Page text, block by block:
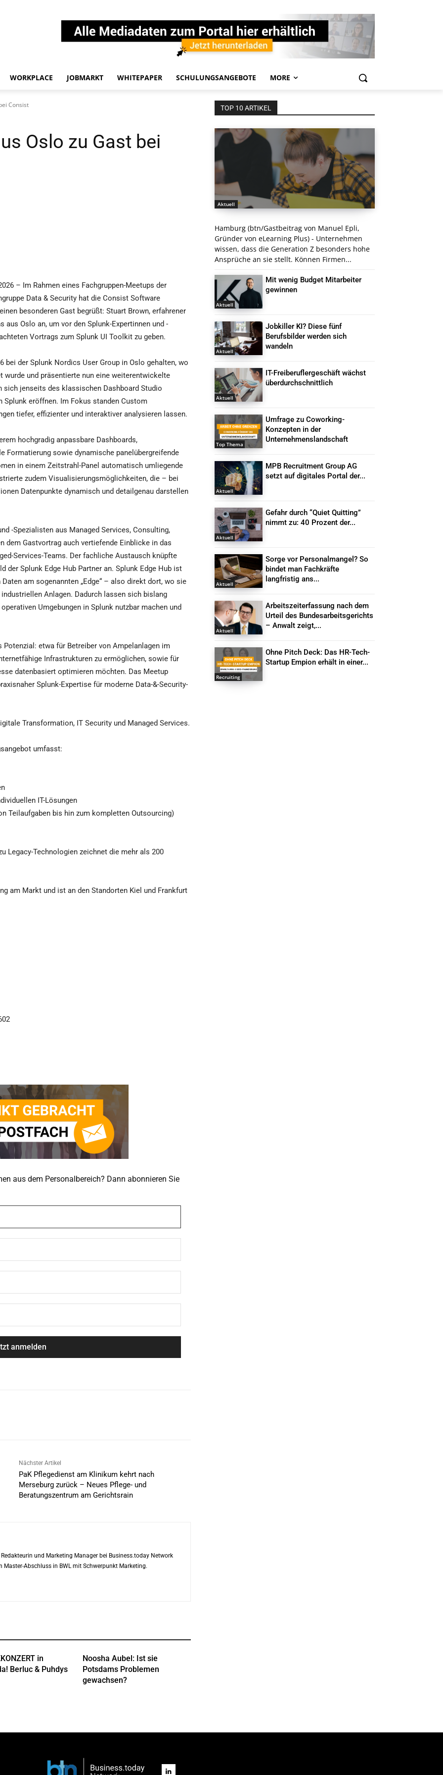
WORKPLACE JOBMARKT WHITEPAPER SCHULUNGSANGEBOTE MORE
Consist
Oslo zu Gast bei
– Im Rahmen eines Fachgruppen-Meetups der
Data & Security hat die Consist Software
besonderen Gast begrüßt: Stuart Brown, erfahrener
Oslo an, um vor den Splunk-Expertinnen und -
Vortrags zum Splunk UI Toolkit zu geben.
bei der Splunk Nordics User Group in Oslo gehalten, wo
wurde und präsentierte nun eine weiterentwickelte
jenseits des klassischen Dashboard Studio
eröffnen. Im Fokus standen Custom
tiefer, effizienter und interaktiver analysieren lassen.
hochgradig anpassbare Dashboards,
Formatierung sowie dynamische panelübergreifende
in einem Zeitstrahl-Panel automatisch umliegende
zudem Visualisierungsmöglichkeiten, die – bei
Datenpunkte dynamisch und detailgenau darstellen
-Spezialisten aus Managed Services, Consulting,
dem Gastvortrag auch vertiefende Einblicke in das
Services-Teams. Der fachliche Austausch knüpfte
der Splunk Edge Hub Partner an. Splunk Edge Hub ist
am sogenannten „Edge“ – also direkt dort, wo sie
Anlagen. Dadurch lassen sich bislang
Umgebungen in Splunk nutzbar machen und
etwa für Betreiber von Ampelanlagen im
Infrastrukturen zu ermöglichen, sowie für
datenbasiert optimieren möchten. Das Meetup
Splunk-Expertise für moderne Data-&-Security-
Transformation, IT Security und Managed Services.
umfasst:
IT-Lösungen
Teilaufgaben bis hin zum kompletten Outsourcing)
Legacy-Technologien zeichnet die mehr als 200
am Markt und ist an den Standorten Kiel und Frankfurt
aus dem Personalbereich? Dann abonnieren Sie
Nächster Artikel
PaK Pflegedienst am Klinikum kehrt nach
Merseburg zurück – Neues Pflege- und
Beratungszentrum am Gerichtsrain
und Marketing Manager bei Business.today Network
Master-Abschluss in BWL mit Schwerpunkt Marketing.
in
Berluc & Puhdys
Noosha Aubel: Ist sie
Potsdams Problemen
gewachsen?
TOP 10 ARTIKEL
Aktuell
Hamburg (btn/Gastbeitrag von Manuel Epli,
Gründer von eLearning Plus) - Unternehmen
wissen, dass die Generation Z besonders hohe
Ansprüche an sie stellt. Können Firmen...
Aktuell
Mit wenig Budget Mitarbeiter
gewinnen
Aktuell
Jobkiller KI? Diese fünf
Berufsbilder werden sich
wandeln
Aktuell
IT-Freiberuflergeschäft wächst
überdurchschnittlich
Top Thema
Umfrage zu Coworking-
Konzepten in der
Unternehmenslandschaft
Aktuell
MPB Recruitment Group AG
setzt auf digitales Portal der...
Aktuell
Gefahr durch “Quiet Quitting”
nimmt zu: 40 Prozent der...
Aktuell
Sorge vor Personalmangel? So
bindet man Fachkräfte
langfristig ans...
Aktuell
Arbeitszeiterfassung nach dem
Urteil des Bundesarbeitsgerichts
– Anwalt zeigt,...
Recruiting
Ohne Pitch Deck: Das HR-Tech-
Startup Empion erhält in einer...